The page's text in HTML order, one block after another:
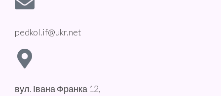
pedkol.if@ukr.net
вул. Івана Франка 12,